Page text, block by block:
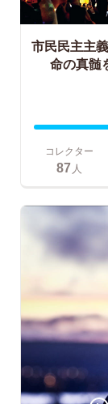
市民民主主
命の真髄
コレクター
87 人